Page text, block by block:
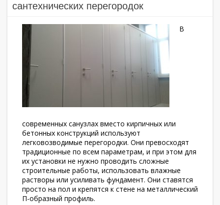
сантехнических перегородок
В
современных санузлах вместо кирпичных или
бетонных конструкций используют
легковозводимые перегородки. Они превосходят
традиционные по всем параметрам, и при этом для
их установки не нужно проводить сложные
строительные работы, использовать влажные
растворы или усиливать фундамент. Они ставятся
просто на пол и крепятся к стене на металлический
П-образный профиль.